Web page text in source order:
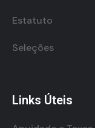
Estatuto
Seleções
Links Úteis